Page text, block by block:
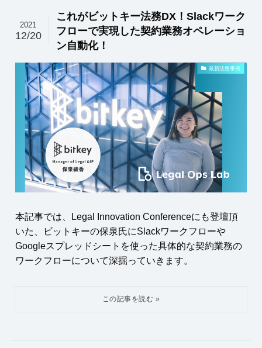
これがビットキー法務DX！Slackワーク
フローで実現した契約業務オペレーショ
ン自動化！
2021
12/20
最新法務事例
本記事では、Legal Innovation Conferenceにも登壇頂
いた、ビットキーの保泉氏にSlackワークフローや
Googleスプレッドシートを使った具体的な契約業務の
ワークフローについて深掘っていきます。